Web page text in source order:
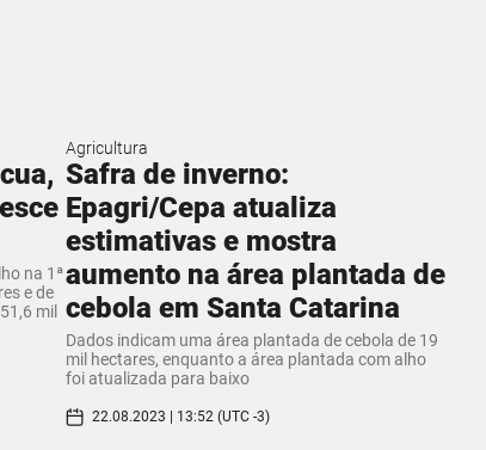
na 1ª
e de
mil
Agricultura
Safra de inverno:
Epagri/Cepa atualiza
estimativas e mostra
aumento na área plantada de
cebola em Santa Catarina
Dados indicam uma área plantada de cebola de 19
mil hectares, enquanto a área plantada com alho
foi atualizada para baixo
22.08.2023 | 13:52 (UTC -3)